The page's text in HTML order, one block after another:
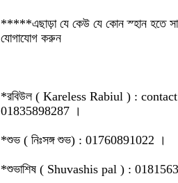
*****এছাড়া যে কেউ যে কোন স্হান হতে
যোগাযোগ করুন
*রবিউল ( Kareless Rabiul ) :
01835898287 ।
*শুভ ( নিঃসঙ্গ শুভ) : 01760891022 ।
*শুভাশিষ ( Shuvashis pal ) :